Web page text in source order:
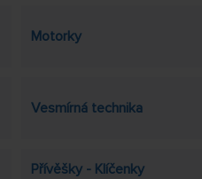
Motorky
Vesmírná technika
Přívěšky - Klíčenky